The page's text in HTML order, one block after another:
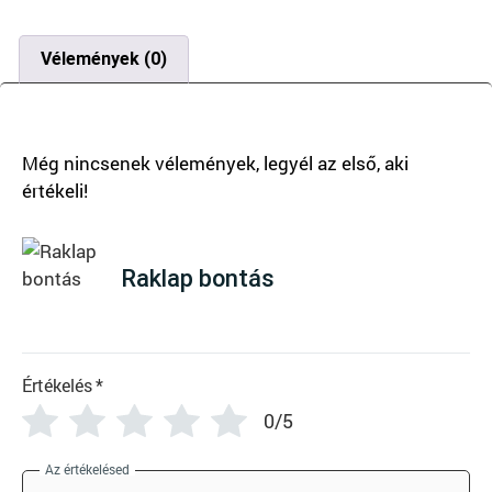
Vélemények (0)
Raklap bontás
Értékelés*
0/5
Az értékelésed